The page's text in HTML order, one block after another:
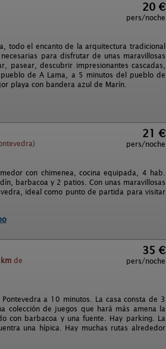
20 €
pers/noche
todo el encanto de la arquitectura tradicional
para disfrutar de unas maravillosas
pasear, descubrir impresionantes cascadas,
de A Lama, a 5 minutos del pueblo de
playa con bandera azul de Marín.
21 €
pers/noche
con chimenea, cocina equipada, 4 hab.
barbacoa y 2 patios. Con unas maravillosas
ideal como punto de partida para visitar
de
35 €
pers/noche
a 10 minutos. La casa consta de 3
colección de juegos que hará más amena la
con barbacoa y una fuente. Hay parking. La
una hípica. Hay muchas rutas alrededor